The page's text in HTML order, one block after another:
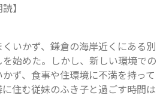
】
いかず、鎌倉の海岸近くにある別
始めた。しかし、新しい環境での
ず、食事や住環境に不満を持って
住む従妹のふき子と過ごす時間は